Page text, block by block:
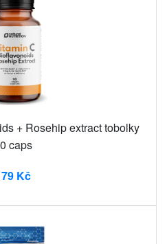
+ Rosehip extract tobolky
caps
Kč